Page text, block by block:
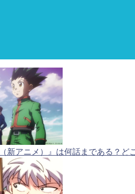
新アニメ）』は何話まである？ど